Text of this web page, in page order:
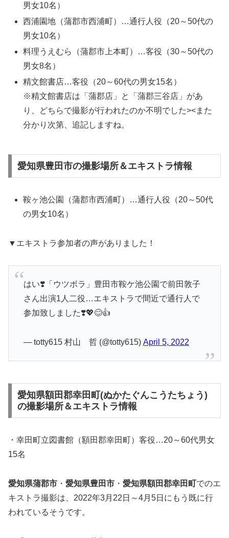
男女10名）
西浦園地（蒲郡市西浦町）…通行人役（20～50代の
男女10名）
料理うえむら（蒲郡市上本町）…客役（30～50代の
男女8名）
精文館書店…客役（20～60代の男女15名）
※精文館書店は「蒲郡店」と「蒲郡三谷店」があ
り、どちらで撮影が行われたのか不明でした><また
分かり次第、追記しますね。
愛知県豊田市の撮影場所＆エキストラ情報
鞍ヶ池公園（蒲郡市西浦町）…通行人役（20～50代
の男女10名）
▼エキストラ参加者の声がありました！
はい❣️「ウツボラ」豊田市鞍ケ池公園で前田敦子
さん出演1人二役…エキストラで間近で通行人で
参加致しました❣️💖😊👍
— totty615 村山 哲 (@totty615) April 5, 2022
愛知県額田郡幸田町(ぬかたぐんこうたちょう)
の撮影場所＆エキストラ情報
・幸田町立図書館（額田郡幸田町）客役…20～60代男女
15名
愛知県蒲郡市 ・ 愛知県豊田市 ・ 愛知県額田郡幸田町でのエ
キストラ撮影は、2022年3月22日～4月5日にもう既に行
われているそうです。